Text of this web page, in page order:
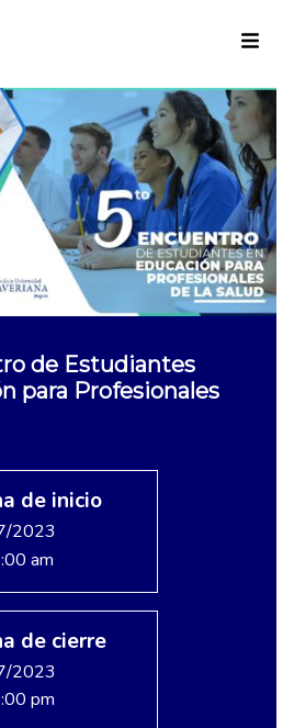
de Estudiantes
para Profesionales
de inicio
2023
am
de cierre
2023
pm